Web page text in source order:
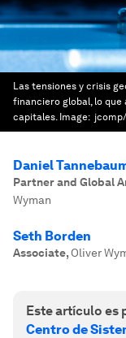
Las tensiones y crisis
financiero global, lo
capitales. Image:
Daniel
Partner and Global
Wyman
Seth Borden
Associate, Oliver
Este artículo es
Centro de